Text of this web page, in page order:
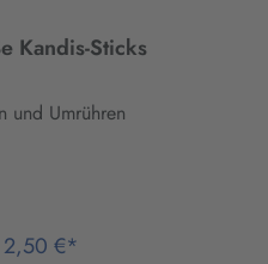
Kandis-Sticks
und Umrühren
2,50 €*